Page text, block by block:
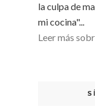
la culpa de
mi cocina"...
Leer más